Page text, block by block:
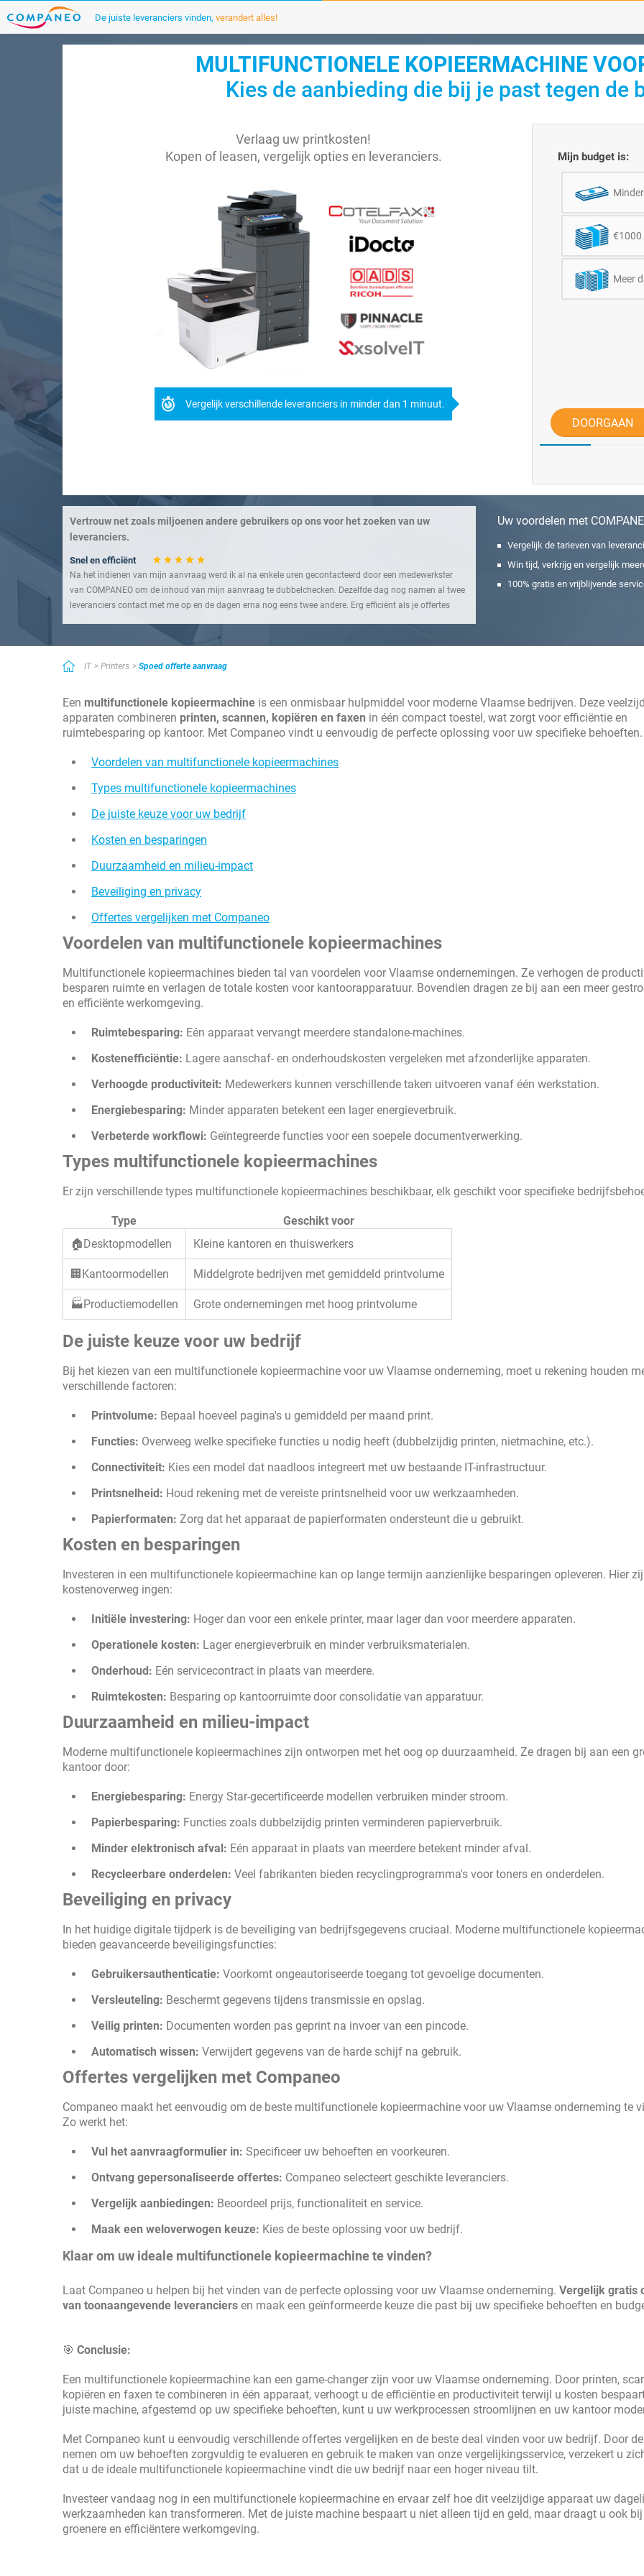
De juiste leveranciers vinden, verandert alles!
MULTIFUNCTIONELE KOPIEERMACHINE
Kies de aanbieding die bij je past tegen de
Verlaag uw printkosten!
Kopen of leasen, vergelijk opties en leveranciers.
Vergelijk verschillende leveranciers in minder dan 1 minuut.
Mijn budget is:
€1000
Meer
DOORGAAN
Vertrouw net zoals miljoenen andere gebruikers op ons voor het zoeken van uw
leveranciers.
Snel en efficiënt
Na het indienen van mijn aanvraag werd ik al na enkele uren gecontacteerd door een medewerkster
van COMPANEO om de inhoud van mijn aanvraag te dubbelchecken. Dezelfde dag nog namen al twee
leveranciers contact met me op en de dagen erna nog eens twee andere. Erg efficiënt als je offertes
Een handige dienstverlening
Nuttige service voor wie zelf weinig tijd heeft! Uitstekende service die je in contact brengt met de
aanbieders van diensten waarnaar je op zoek bent. Als je zelf met tijdsgebrek kampt, vind je zo toch
snel wie je nodig hebt.
Uw voordelen met
Vergelijk de tarieven van
Win tijd, verkrijg en vergelijk
100% gratis en vrijblijvende
IT Printers Spoed offerte aanvraag
Een multifunctionele kopieermachine is een onmisbaar hulpmiddel voor moderne Vlaamse bedrijven. Deze
apparaten combineren printen, scannen, kopiëren en faxen in één compact toestel, wat zorgt voor efficiëntie en
ruimtebesparing op kantoor. Met Companeo vindt u eenvoudig de perfecte oplossing voor uw specifieke behoeften.
Voordelen van multifunctionele kopieermachines
Types multifunctionele kopieermachines
De juiste keuze voor uw bedrijf
Kosten en besparingen
Duurzaamheid en milieu-impact
Beveiliging en privacy
Offertes vergelijken met Companeo
Voordelen van multifunctionele kopieermachines
Multifunctionele kopieermachines bieden tal van voordelen voor Vlaamse ondernemingen. Ze verhogen de
besparen ruimte en verlagen de totale kosten voor kantoorapparatuur. Bovendien dragen ze bij aan een meer
en efficiënte werkomgeving.
Ruimtebesparing: Eén apparaat vervangt meerdere standalone-machines.
Kostenefficiëntie: Lagere aanschaf- en onderhoudskosten vergeleken met afzonderlijke apparaten.
Verhoogde productiviteit: Medewerkers kunnen verschillende taken uitvoeren vanaf één werkstation.
Energiebesparing: Minder apparaten betekent een lager energieverbruik.
Verbeterde workflowi: Geïntegreerde functies voor een soepele documentverwerking.
Types multifunctionele kopieermachines
Er zijn verschillende types multifunctionele kopieermachines beschikbaar, elk geschikt voor specifieke
Type
Geschikt voor
🏠Desktopmodellen
Kleine kantoren en thuiswerkers
🏢Kantoormodellen Middelgrote bedrijven met gemiddeld printvolume
🏭Productiemodellen Grote ondernemingen met hoog printvolume
De juiste keuze voor uw bedrijf
Bij het kiezen van een multifunctionele kopieermachine voor uw Vlaamse onderneming, moet u rekening houden
verschillende factoren:
Printvolume: Bepaal hoeveel pagina's u gemiddeld per maand print.
Functies: Overweeg welke specifieke functies u nodig heeft (dubbelzijdig printen, nietmachine, etc.).
Connectiviteit: Kies een model dat naadloos integreert met uw bestaande IT-infrastructuur.
Printsnelheid: Houd rekening met de vereiste printsnelheid voor uw werkzaamheden.
Papierformaten: Zorg dat het apparaat de papierformaten ondersteunt die u gebruikt.
Kosten en besparingen
Investeren in een multifunctionele kopieermachine kan op lange termijn aanzienlijke besparingen opleveren. Hier
kostenoverweg ingen:
Initiële investering: Hoger dan voor een enkele printer, maar lager dan voor meerdere apparaten.
Operationele kosten: Lager energieverbruik en minder verbruiksmaterialen.
Onderhoud: Eén servicecontract in plaats van meerdere.
Ruimtekosten: Besparing op kantoorruimte door consolidatie van apparatuur.
Duurzaamheid en milieu-impact
Moderne multifunctionele kopieermachines zijn ontworpen met het oog op duurzaamheid. Ze dragen bij aan een
kantoor door:
Energiebesparing: Energy Star-gecertificeerde modellen verbruiken minder stroom.
Papierbesparing: Functies zoals dubbelzijdig printen verminderen papierverbruik.
Minder elektronisch afval: Eén apparaat in plaats van meerdere betekent minder afval.
Recycleerbare onderdelen: Veel fabrikanten bieden recyclingprogramma's voor toners en onderdelen.
Beveiliging en privacy
In het huidige digitale tijdperk is de beveiliging van bedrijfsgegevens cruciaal. Moderne multifunctionele
bieden geavanceerde beveiligingsfuncties:
Gebruikersauthenticatie: Voorkomt ongeautoriseerde toegang tot gevoelige documenten.
Versleuteling: Beschermt gegevens tijdens transmissie en opslag.
Veilig printen: Documenten worden pas geprint na invoer van een pincode.
Automatisch wissen: Verwijdert gegevens van de harde schijf na gebruik.
Offertes vergelijken met Companeo
Companeo maakt het eenvoudig om de beste multifunctionele kopieermachine voor uw Vlaamse onderneming te
Zo werkt het:
Vul het aanvraagformulier in: Specificeer uw behoeften en voorkeuren.
Ontvang gepersonaliseerde offertes: Companeo selecteert geschikte leveranciers.
Vergelijk aanbiedingen: Beoordeel prijs, functionaliteit en service.
Maak een weloverwogen keuze: Kies de beste oplossing voor uw bedrijf.
Klaar om uw ideale multifunctionele kopieermachine te vinden?
Laat Companeo u helpen bij het vinden van de perfecte oplossing voor uw Vlaamse onderneming. Vergelijk gratis
van toonaangevende leveranciers en maak een geïnformeerde keuze die past bij uw specifieke behoeften en
🎯 Conclusie:
Een multifunctionele kopieermachine kan een game-changer zijn voor uw Vlaamse onderneming. Door printen,
kopiëren en faxen te combineren in één apparaat, verhoogt u de efficiëntie en productiviteit terwijl u kosten
juiste machine, afgestemd op uw specifieke behoeften, kunt u uw werkprocessen stroomlijnen en uw kantoor
Met Companeo kunt u eenvoudig verschillende offertes vergelijken en de beste deal vinden voor uw bedrijf. Door
nemen om uw behoeften zorgvuldig te evalueren en gebruik te maken van onze vergelijkingsservice, verzekert u
dat u de ideale multifunctionele kopieermachine vindt die uw bedrijf naar een hoger niveau tilt.
Investeer vandaag nog in een multifunctionele kopieermachine en ervaar zelf hoe dit veelzijdige apparaat uw
werkzaamheden kan transformeren. Met de juiste machine bespaart u niet alleen tijd en geld, maar draagt u ook bij
groenere en efficiëntere werkomgeving.